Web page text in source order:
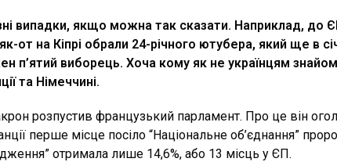
випадки, якщо можна так сказати. Наприклад, до
от на Кіпрі обрали 24-річного ютубера, який ще в
п’ятий виборець. Хоча кому як не українцям
та Німеччині.
розпустив французький парламент. Про це він
перше місце посіло “Національне об’єднання”
отримала лише 14,6%, або 13 місць у ЄП.